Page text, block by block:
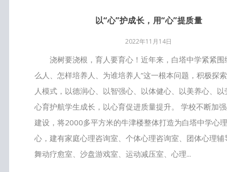
以“心”护成长，用“心”提质量
2022年11月14日
浇树要浇根，育人要育心！近年来，白塔中学紧紧围
么人、怎样培养人、为谁培养人”这一根本问题，积极探
人模式，以德润心、以智强心、以体健心、以美养心、
心育护航学生成长，以心育促进质量提升。 学校不断加
建设，将2000多平方米的牛津楼整体打造为白塔中学心
心，建有家庭心理咨询室、个体心理咨询室、团体心理
舞动疗愈室、沙盘游戏室、运动减压室、心理...